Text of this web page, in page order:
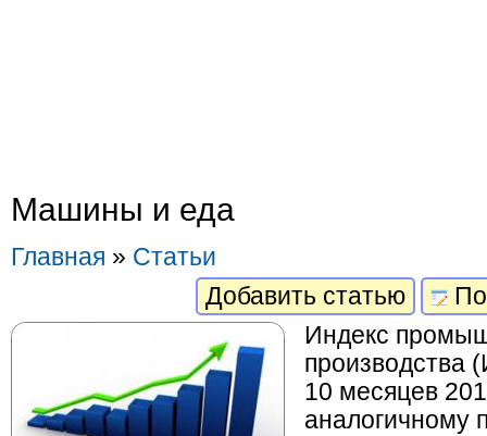
Машины и еда
Главная » Статьи
Добавить статью
Индекс
производства
10 месяцев
аналогичному